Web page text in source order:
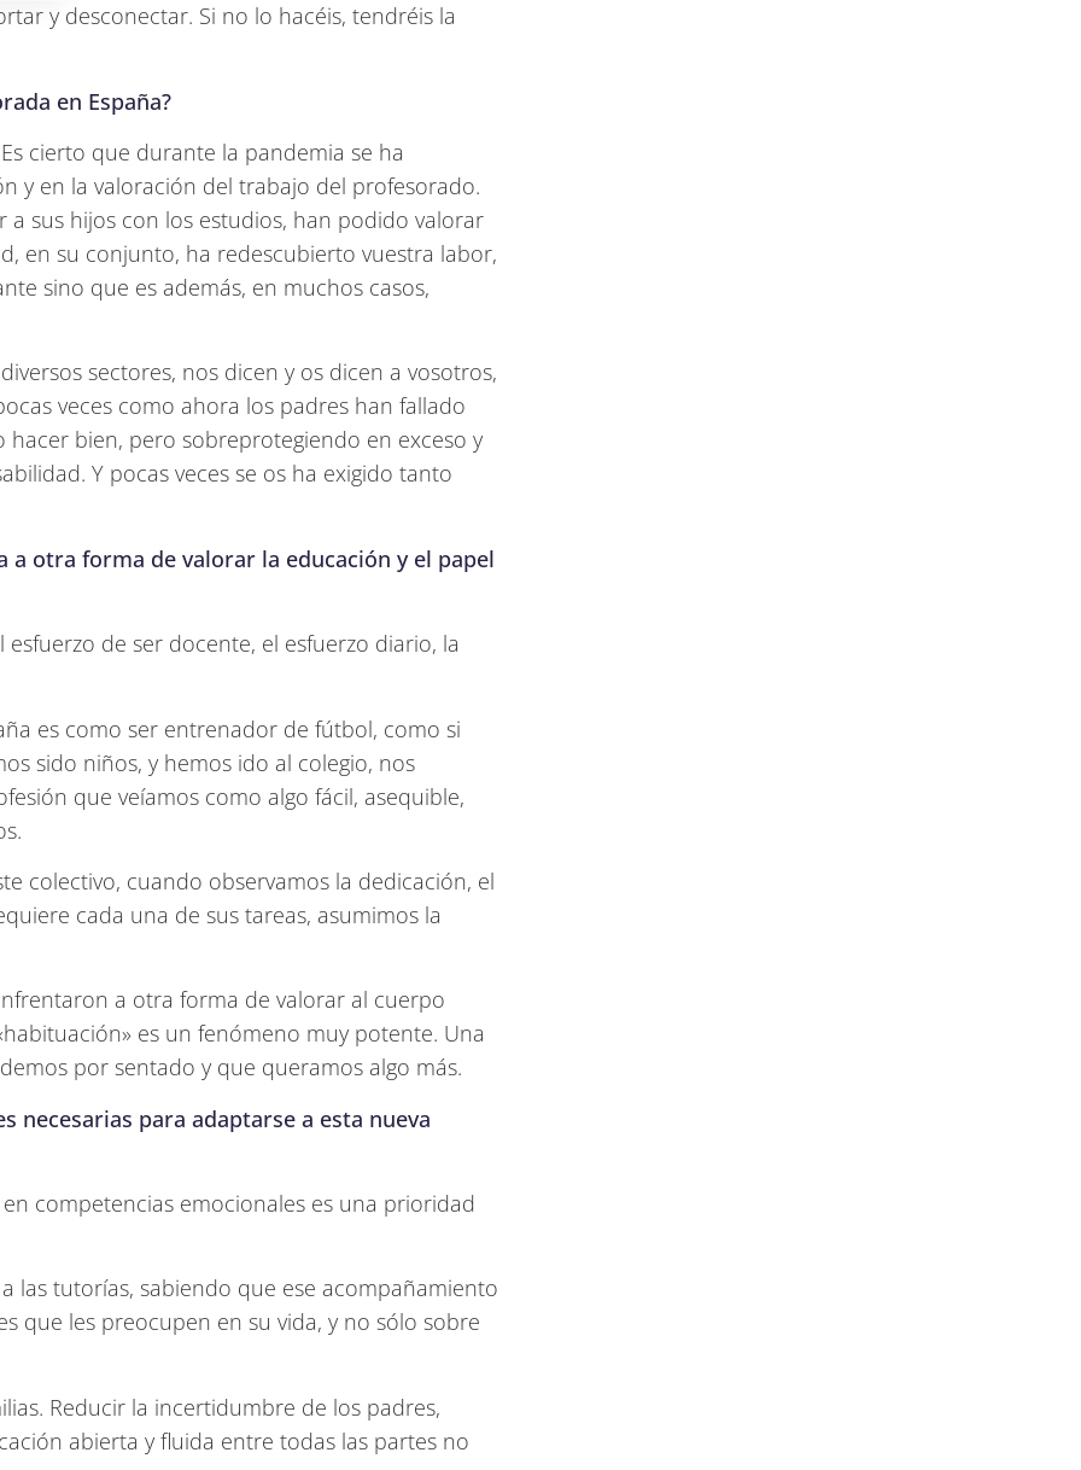
y desconectar. Si no lo hacéis, tendréis la
en España?
cierto que durante la pandemia se ha
y en la valoración del trabajo del profesorado.
sus hijos con los estudios, han podido valorar
en su conjunto, ha redescubierto vuestra labor,
sino que es además, en muchos casos,
sectores, nos dicen y os dicen a vosotros,
veces como ahora los padres han fallado
bien, pero sobreprotegiendo en exceso y
Y pocas veces se os ha exigido tanto
a otra forma de valorar la educación y el papel
de ser docente, el esfuerzo diario, la
es como ser entrenador de fútbol, como si
sido niños, y hemos ido al colegio, nos
que veíamos como algo fácil, asequible,
colectivo, cuando observamos la dedicación, el
cada una de sus tareas, asumimos la
a otra forma de valorar al cuerpo
es un fenómeno muy potente. Una
por sentado y que queramos algo más.
necesarias para adaptarse a esta nueva
competencias emocionales es una prioridad
las tutorías, sabiendo que ese acompañamiento
que les preocupen en su vida, y no sólo sobre
Reducir la incertidumbre de los padres,
abierta y fluida entre todas las partes no